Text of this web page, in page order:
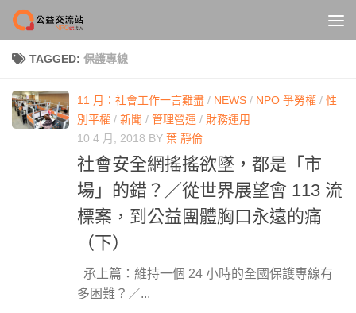
Skip to content
TAGGED: 保護專線
11 月：社會工作一言難盡 / NEWS / NPO 爭勞權 / 性
別平權 / 新聞 / 管理營運 / 財務運用
10 4 月, 2018 BY 葉 靜倫
社會安全網搖搖欲墜，都是「市
場」的錯？／從世界展望會 113 流
標案，到公益團體胸口永遠的痛
（下）
承上篇：維持一個 24 小時的全國保護專線有
多困難？／...